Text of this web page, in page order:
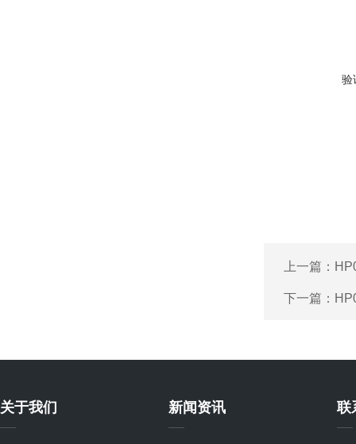
验
上一篇：
下一篇：
关于我们 新闻资讯 联